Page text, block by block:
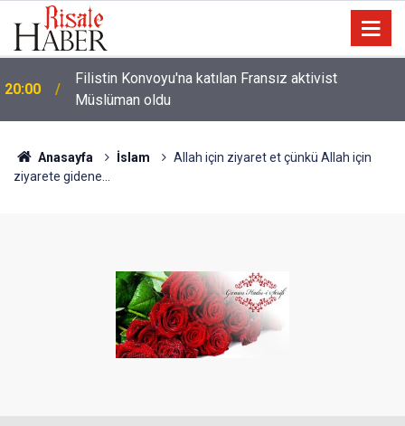
20:00
Filistin Konvoyu'na katılan Fransız aktivist
Müslüman oldu
17:03
Halamın bıyığı olsa amcamdan evrim geçirdiğini
söyleyebilir miydik?
Anasayfa İslam
Allah için ziyaret et çünkü Allah için
ziyarete gidene...